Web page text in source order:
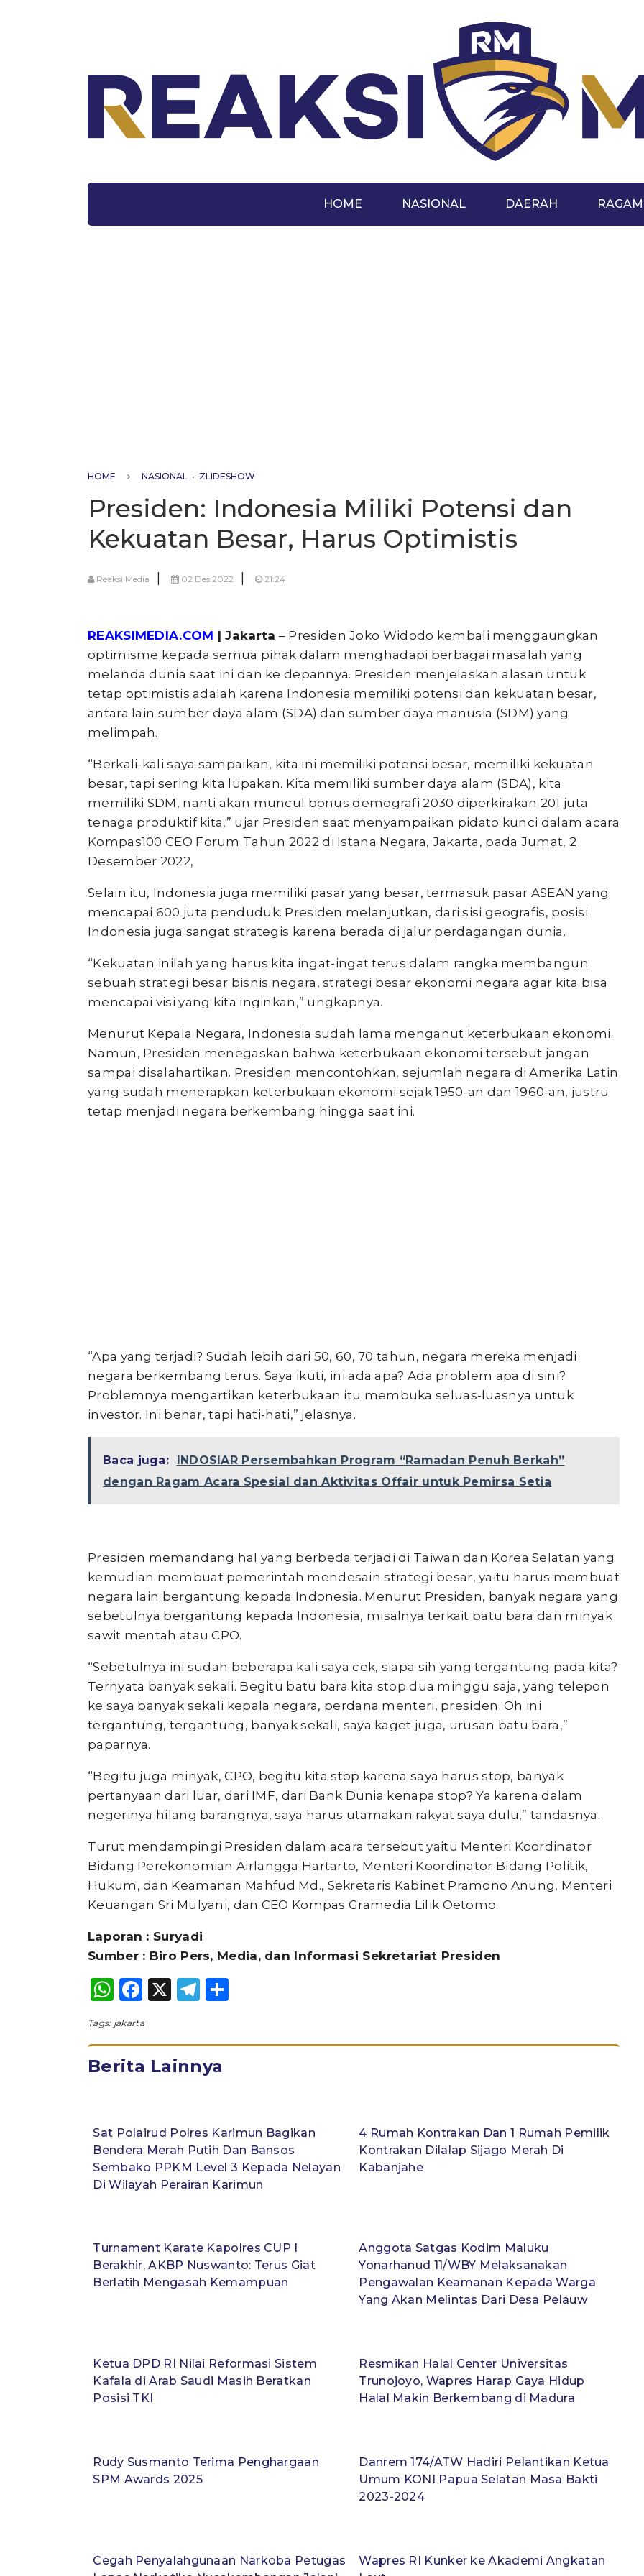
HOME NASIONAL DAERAH RAGAM
HOME NASIONAL • ZLIDESHOW
Presiden: Indonesia Miliki Potensi dan
Kekuatan Besar, Harus Optimistis
Reaksi Media 02 Des 2022 21:24
REAKSIMEDIA.COM | Jakarta – Presiden Joko Widodo kembali menggaungkan
optimisme kepada semua pihak dalam menghadapi berbagai masalah yang
melanda dunia saat ini dan ke depannya. Presiden menjelaskan alasan untuk
tetap optimistis adalah karena Indonesia memiliki potensi dan kekuatan besar,
antara lain sumber daya alam (SDA) dan sumber daya manusia (SDM) yang
melimpah.
“Berkali-kali saya sampaikan, kita ini memiliki potensi besar, memiliki kekuatan
besar, tapi sering kita lupakan. Kita memiliki sumber daya alam (SDA), kita
memiliki SDM, nanti akan muncul bonus demografi 2030 diperkirakan 201 juta
tenaga produktif kita,” ujar Presiden saat menyampaikan pidato kunci dalam acara
Kompas100 CEO Forum Tahun 2022 di Istana Negara, Jakarta, pada Jumat, 2
Desember 2022,
Selain itu, Indonesia juga memiliki pasar yang besar, termasuk pasar ASEAN yang
mencapai 600 juta penduduk. Presiden melanjutkan, dari sisi geografis, posisi
Indonesia juga sangat strategis karena berada di jalur perdagangan dunia.
“Kekuatan inilah yang harus kita ingat-ingat terus dalam rangka membangun
sebuah strategi besar bisnis negara, strategi besar ekonomi negara agar kita bisa
mencapai visi yang kita inginkan,” ungkapnya.
Menurut Kepala Negara, Indonesia sudah lama menganut keterbukaan ekonomi.
Namun, Presiden menegaskan bahwa keterbukaan ekonomi tersebut jangan
sampai disalahartikan. Presiden mencontohkan, sejumlah negara di Amerika Latin
yang sudah menerapkan keterbukaan ekonomi sejak 1950-an dan 1960-an, justru
tetap menjadi negara berkembang hingga saat ini.
“Apa yang terjadi? Sudah lebih dari 50, 60, 70 tahun, negara mereka menjadi
negara berkembang terus. Saya ikuti, ini ada apa? Ada problem apa di sini?
Problemnya mengartikan keterbukaan itu membuka seluas-luasnya untuk
investor. Ini benar, tapi hati-hati,” jelasnya.
Baca juga:
INDOSIAR Persembahkan Program “Ramadan Penuh Berkah”
dengan Ragam Acara Spesial dan Aktivitas Offair untuk Pemirsa Setia
Presiden memandang hal yang berbeda terjadi di Taiwan dan Korea Selatan yang
kemudian membuat pemerintah mendesain strategi besar, yaitu harus membuat
negara lain bergantung kepada Indonesia. Menurut Presiden, banyak negara yang
sebetulnya bergantung kepada Indonesia, misalnya terkait batu bara dan minyak
sawit mentah atau CPO.
“Sebetulnya ini sudah beberapa kali saya cek, siapa sih yang tergantung pada kita?
Ternyata banyak sekali. Begitu batu bara kita stop dua minggu saja, yang telepon
ke saya banyak sekali kepala negara, perdana menteri, presiden. Oh ini
tergantung, tergantung, banyak sekali, saya kaget juga, urusan batu bara,”
paparnya.
“Begitu juga minyak, CPO, begitu kita stop karena saya harus stop, banyak
pertanyaan dari luar, dari IMF, dari Bank Dunia kenapa stop? Ya karena dalam
negerinya hilang barangnya, saya harus utamakan rakyat saya dulu,” tandasnya.
Turut mendampingi Presiden dalam acara tersebut yaitu Menteri Koordinator
Bidang Perekonomian Airlangga Hartarto, Menteri Koordinator Bidang Politik,
Hukum, dan Keamanan Mahfud Md., Sekretaris Kabinet Pramono Anung, Menteri
Keuangan Sri Mulyani, dan CEO Kompas Gramedia Lilik Oetomo.
Laporan : Suryadi
Sumber : Biro Pers, Media, dan Informasi Sekretariat Presiden
WhatsApp
Facebook
X Telegram
Tags: jakarta
Berita Lainnya
Sat Polairud Polres Karimun Bagikan
Bendera Merah Putih Dan Bansos
Sembako PPKM Level 3 Kepada Nelayan
Di Wilayah Perairan Karimun
4 Rumah Kontrakan Dan 1 Rumah Pemilik
Kontrakan Dilalap Sijago Merah Di
Kabanjahe
Turnament Karate Kapolres CUP I
Berakhir, AKBP Nuswanto: Terus Giat
Berlatih Mengasah Kemampuan
Anggota Satgas Kodim Maluku
Yonarhanud 11/WBY Melaksanakan
Pengawalan Keamanan Kepada Warga
Yang Akan Melintas Dari Desa Pelauw
Ketua DPD RI Nilai Reformasi Sistem
Kafala di Arab Saudi Masih Beratkan
Posisi TKI
Resmikan Halal Center Universitas
Trunojoyo, Wapres Harap Gaya Hidup
Halal Makin Berkembang di Madura
Rudy Susmanto Terima Penghargaan
SPM Awards 2025
Danrem 174/ATW Hadiri Pelantikan Ketua
Umum KONI Papua Selatan Masa Bakti
2023-2024
Cegah Penyalahgunaan Narkoba Petugas
Wapres RI Kunker ke Akademi Angkatan